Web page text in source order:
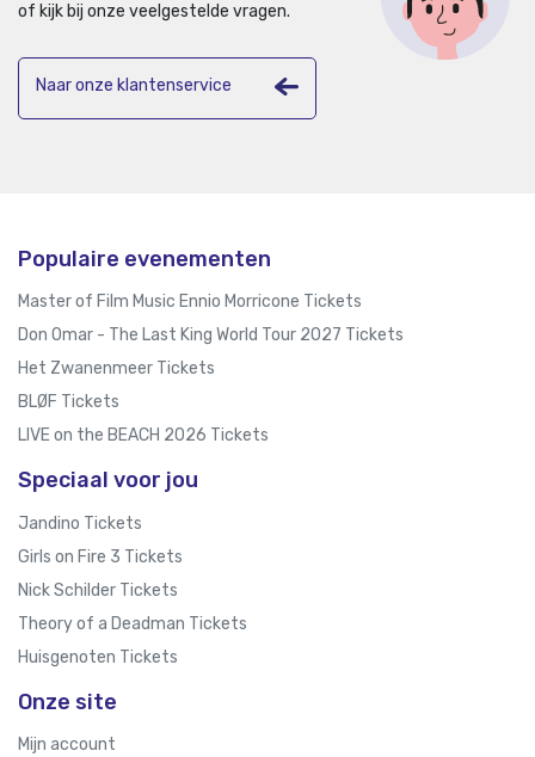
of kijk bij onze veelgestelde vragen.
Naar onze klantenservice
Populaire evenementen
Master of Film Music Ennio Morricone Tickets
Don Omar - The Last King World Tour 2027 Tickets
Het Zwanenmeer Tickets
BLØF Tickets
LIVE on the BEACH 2026 Tickets
Speciaal voor jou
Jandino Tickets
Girls on Fire 3 Tickets
Nick Schilder Tickets
Theory of a Deadman Tickets
Huisgenoten Tickets
Onze site
Mijn account